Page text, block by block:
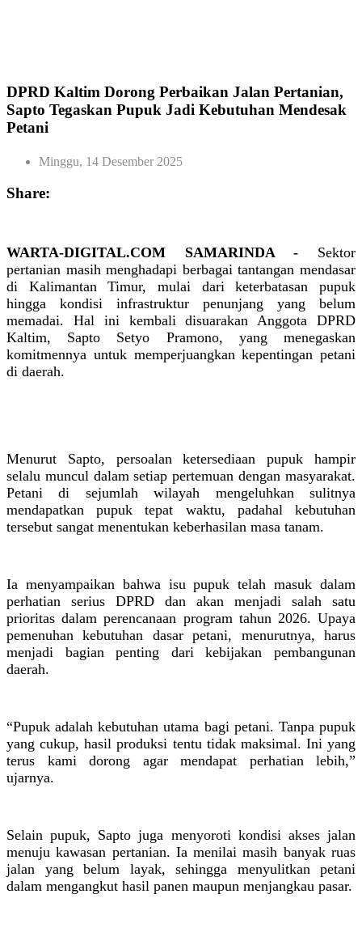
DPRD Kaltim Dorong Perbaikan Jalan Pertanian,
Sapto Tegaskan Pupuk Jadi Kebutuhan Mendesak
Petani
Minggu, 14 Desember 2025
Share:
WARTA-DIGITAL.COM SAMARINDA - Sektor
pertanian masih menghadapi berbagai tantangan mendasar
di Kalimantan Timur, mulai dari keterbatasan pupuk
hingga kondisi infrastruktur penunjang yang belum
memadai. Hal ini kembali disuarakan Anggota DPRD
Kaltim, Sapto Setyo Pramono, yang menegaskan
komitmennya untuk memperjuangkan kepentingan petani
di daerah.
Menurut Sapto, persoalan ketersediaan pupuk hampir
selalu muncul dalam setiap pertemuan dengan masyarakat.
Petani di sejumlah wilayah mengeluhkan sulitnya
mendapatkan pupuk tepat waktu, padahal kebutuhan
tersebut sangat menentukan keberhasilan masa tanam.
Ia menyampaikan bahwa isu pupuk telah masuk dalam
perhatian serius DPRD dan akan menjadi salah satu
prioritas dalam perencanaan program tahun 2026. Upaya
pemenuhan kebutuhan dasar petani, menurutnya, harus
menjadi bagian penting dari kebijakan pembangunan
daerah.
“Pupuk adalah kebutuhan utama bagi petani. Tanpa pupuk
yang cukup, hasil produksi tentu tidak maksimal. Ini yang
terus kami dorong agar mendapat perhatian lebih,”
ujarnya.
Selain pupuk, Sapto juga menyoroti kondisi akses jalan
menuju kawasan pertanian. Ia menilai masih banyak ruas
jalan yang belum layak, sehingga menyulitkan petani
dalam mengangkut hasil panen maupun menjangkau pasar.